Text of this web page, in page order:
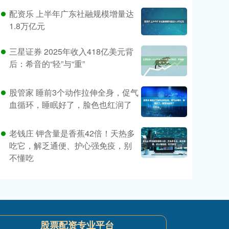
配资乐 上半年广东社融规模增量达
1.8万亿元
三星证券 2025年收入418亿美元背
后：希音的“轻”与“重”
股管家 睡前3个动作拉伸全身，促气
血循环，睡眠好了，脸色也红润了
老钱庄 钾含量是香蕉42倍！天热多
吃它，解乏通便、护心强免疫，别
不懂吃
股票配资专业平台